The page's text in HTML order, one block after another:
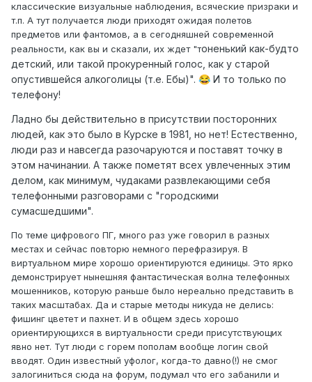
классические визуальные наблюдения, всяческие призраки и
т.п. А тут получается люди приходят ожидая полетов
предметов или фантомов, а в сегодняшней современной
реальности, как вы и сказали, их ждет "тоненький как-будто
детский, или такой прокуренный голос, как у старой
опустившейся алкоголицы (т.е. Ебы)". 😂 И то только по
телефону!
Ладно бы действительно в присутствии посторонних
людей, как это было в Курске в 1981, но нет! Естественно,
люди раз и навсегда разочаруются и поставят точку в
этом начинании. А также пометят всех увлеченных этим
делом, как минимум, чудаками развлекающими себя
телефонными разговорами с "городскими
сумасшедшими".
По теме цифрового ПГ, много раз уже говорил в разных
местах и сейчас повторю немного перефразируя. В
виртуальном мире хорошо ориентируются единицы. Это ярко
демонстрирует нынешняя фантастическая волна телефонных
мошенников, которую раньше было нереально представить в
таких масштабах. Да и старые методы никуда не делись:
фишинг цветет и пахнет. И в общем здесь хорошо
ориентирующихся в виртуальности среди присутствующих
явно нет. Тут люди с горем пополам вообще логин свой
вводят. Один известный уфолог, когда-то давно(!) не смог
залогиниться сюда на форум, подумал что его забанили и